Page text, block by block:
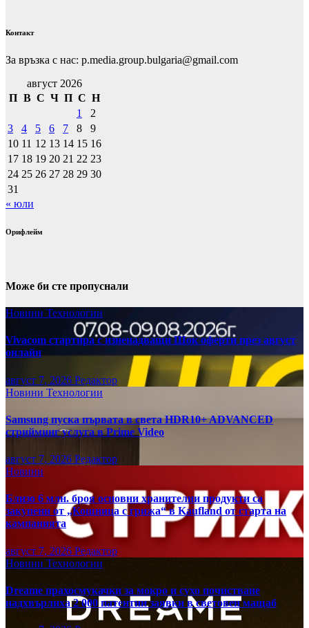
Контакт
За връзка с нас: p.media.group.bulgaria@gmail.com
август 2026
П В С Ч П С Н
1
2
3
4 5 6 7 8
9
10 11 12 13 14 15 16
17 18 19 20 21 22 23
24 25 26 27 28 29 30
31
« юли
Орифлейм
Може би сте пропуснали
Новини Технологии
Vivacom стартира с изненадващи Шок оферти през август
онлайн
август 7, 2026 Редактор
Новини Технологии
Samsung пуска първата в света HDR10+ ADVANCED
стрийминг услуга в Prime Video
август 7, 2026 Редактор
Новини
Близо 6 млн. броя основни хранителни продукти са
закупени от „Кошница с грижа“ в Kaufland от старта на
кампанията
август 7, 2026 Редактор
Новини Технологии
Dreame прахосмукачки за мокро и сухо почистване
надхвърлиха 2 000 патентни заявки в световен мащаб